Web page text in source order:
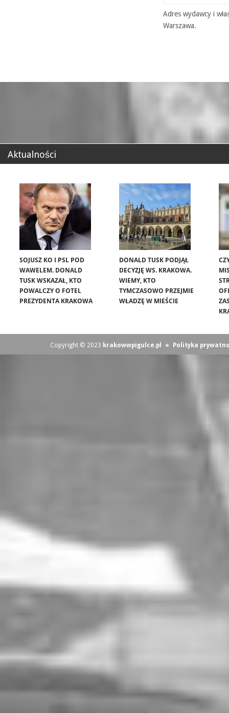
Adres wydawcy i
Warszawa.
Aktualności
SOJUSZ KO I PSL POD
WAWELEM. DONALD
TUSK WSKAZAŁ, KTO
POWALCZY O FOTEL
PREZYDENTA KRAKOWA
DONALD TUSK PODJĄŁ
DECYZJĘ WS. KRAKOWA.
WIEMY, KTO
TYMCZASOWO PRZEJMIE
WŁADZĘ W MIEŚCIE
Copyright © 2023 krakowwpigulce.pl ∗ Polityka